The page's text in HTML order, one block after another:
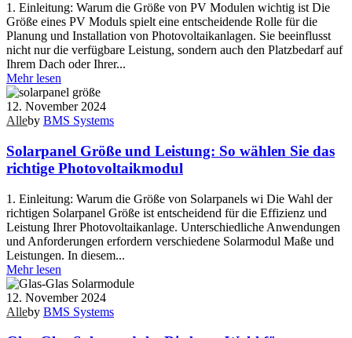
1. Einleitung: Warum die Größe von PV Modulen wichtig ist Die
Größe eines PV Moduls spielt eine entscheidende Rolle für die
Planung und Installation von Photovoltaikanlagen. Sie beeinflusst
nicht nur die verfügbare Leistung, sondern auch den Platzbedarf auf
Ihrem Dach oder Ihrer...
Mehr lesen
12. November 2024
Alleby BMS Systems
Solarpanel Größe und Leistung: So wählen Sie das
richtige Photovoltaikmodul
1. Einleitung: Warum die Größe von Solarpanels wi Die Wahl der
richtigen Solarpanel Größe ist entscheidend für die Effizienz und
Leistung Ihrer Photovoltaikanlage. Unterschiedliche Anwendungen
und Anforderungen erfordern verschiedene Solarmodul Maße und
Leistungen. In diesem...
Mehr lesen
12. November 2024
Alleby BMS Systems